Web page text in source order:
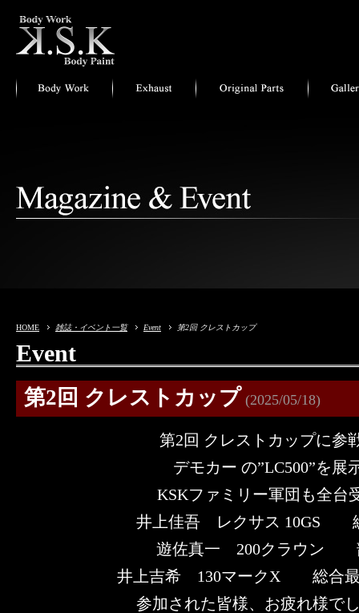
HOME 雑誌・イベント一覧 Event 第2回 クレストカップ
Event
第2回 クレストカップ (2025/05/18)
第2回 クレストカップに参
デモカー の”LC500”を展
KSKファミリー軍団も全台
井上佳吾 レクサス 10GS
遊佐真一 200クラウン
井上吉希 130マークX 総合最
参加された皆様、お疲れ様で